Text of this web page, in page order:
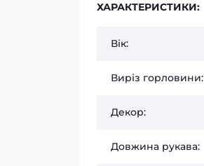
ХАРАКТЕРИСТИКИ:
Вік:
Виріз горловини:
Декор:
Довжина рукава: